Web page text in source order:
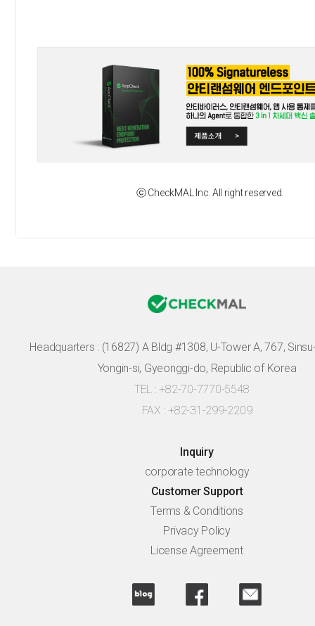
ⓒ CheckMAL Inc. All right reserved.
Headquarters : (16827) A Bldg #1308, U-Tower A, 767,
Yongin-si, Gyeonggi-do, Republic of Korea
TEL : +82-70-7770-5548
FAX : +82-31-299-2209
Inquiry
corporate technology
Customer Support
Terms & Conditions
Privacy Policy
License Agreement